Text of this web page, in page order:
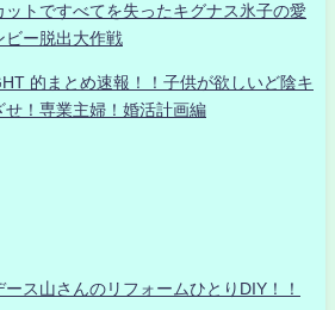
トですべてを失ったキグナス氷子の愛
ビー脱出大作戦
的まとめ速報！！子供が欲しいど陰キ
せ！専業主婦！婚活計画編
ス山さんのリフォームひとりDIY！！